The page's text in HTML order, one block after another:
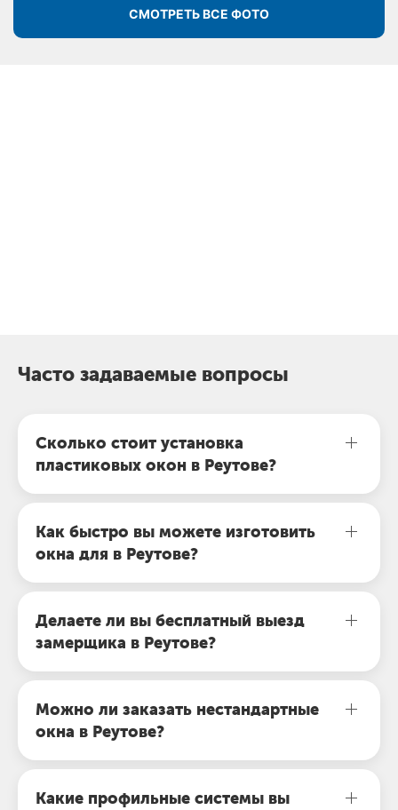
СМОТРЕТЬ ВСЕ ФОТО
Часто задаваемые вопросы
Сколько стоит установка
пластиковых окон в Реутове?
Как быстро вы можете изготовить
окна для в Реутове?
Делаете ли вы бесплатный выезд
замерщика в Реутове?
Можно ли заказать нестандартные
окна в Реутове?
Какие профильные системы вы